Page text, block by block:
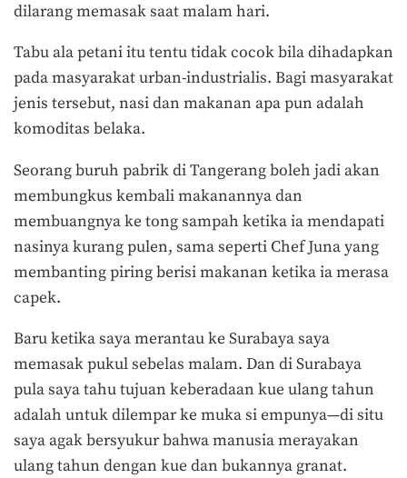
dilarang memasak saat malam hari.
Tabu ala petani itu tentu tidak cocok bila dihadapkan
pada masyarakat urban-industrialis. Bagi masyarakat
jenis tersebut, nasi dan makanan apa pun adalah
komoditas belaka.
Seorang buruh pabrik di Tangerang boleh jadi akan
membungkus kembali makanannya dan
membuangnya ke tong sampah ketika ia mendapati
nasinya kurang pulen, sama seperti Chef Juna yang
membanting piring berisi makanan ketika ia merasa
capek.
Baru ketika saya merantau ke Surabaya saya
memasak pukul sebelas malam. Dan di Surabaya
pula saya tahu tujuan keberadaan kue ulang tahun
adalah untuk dilempar ke muka si empunya—di situ
saya agak bersyukur bahwa manusia merayakan
ulang tahun dengan kue dan bukannya granat.